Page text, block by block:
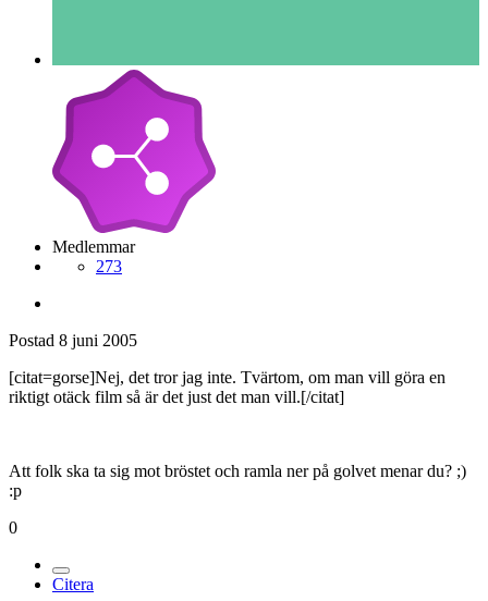
Medlemmar
273
Postad 8 juni 2005
[citat=gorse]Nej, det tror jag inte. Tvärtom, om man vill göra en
riktigt otäck film så är det just det man vill.[/citat]
Att folk ska ta sig mot bröstet och ramla ner på golvet menar du? ;)
:p
0
Citera